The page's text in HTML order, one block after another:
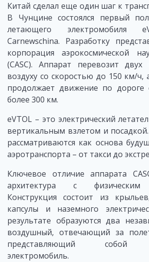
Китай сделал еще один шаг к
В Чунцине состоялся первый
летающего электромобиля
Carnewschina. Разработку
корпорация аэрокосмической
(CASC). Аппарат перевозит
воздуху со скоростью до 150 км/ч,
продолжает движение по дороге
более 300 км.
eVTOL – это электрический
вертикальным взлетом и
рассматриваются как основа
аэротранспорта – от такси до
Ключевое отличие аппарата
архитектура с физическим
Конструкция состоит из
капсулы и наземного
результате образуются два
воздушный, отвечающий за
представляющий собой
электромобиль.